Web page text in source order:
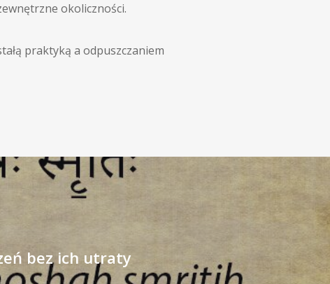
okoliczności.
praktyką a odpuszczaniem
bez ich utraty